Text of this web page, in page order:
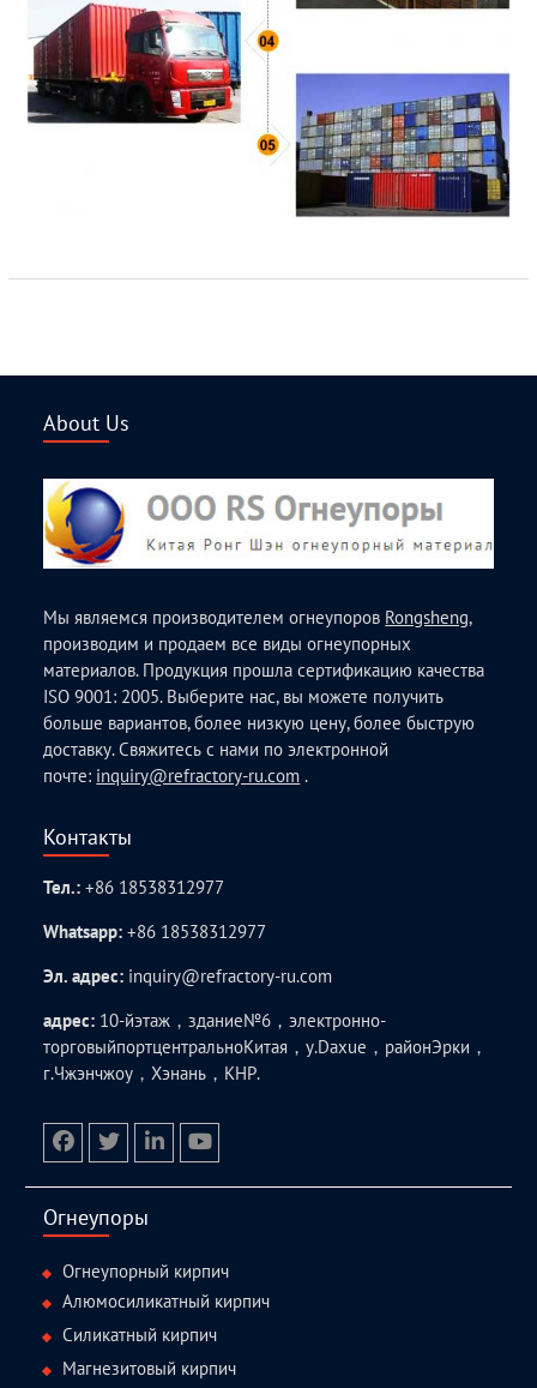
About Us
Мы являемся производителем огнеупоров Rongsheng,
производим и продаем все виды огнеупорных
материалов. Продукция прошла сертификацию качества
ISO 9001: 2005. Выберите нас, вы можете получить
больше вариантов, более низкую цену, более быструю
доставку. Свяжитесь с нами по электронной
почте: inquiry@refractory-ru.com .
Контакты
Тел.:+86 18538312977
Whatsapp:+86 18538312977
Эл. адрес: inquiry@refractory-ru.com
адрес: 10-йэтаж，здание№6，электронно-
торговыйпортцентральноКитая，у.Daxue，районЭрки，
г.Чжэнчжоу，Хэнань，КНР.
Огнеупоры
Огнеупорный кирпич
Алюмосиликатный кирпич
Силикатный кирпич
Магнезитовый кирпич